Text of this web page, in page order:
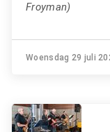
Froyman)
Woensdag 29 juli